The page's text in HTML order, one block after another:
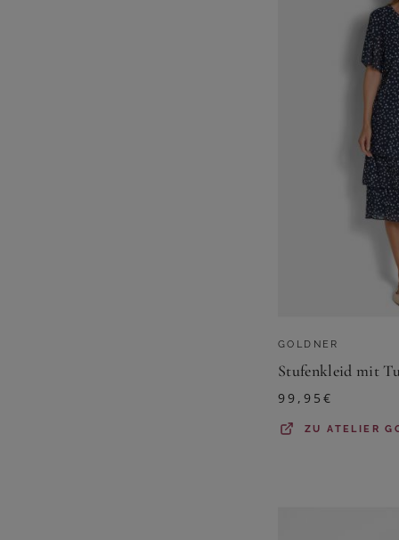
GOLDNER
99,95€
ZUATELIER